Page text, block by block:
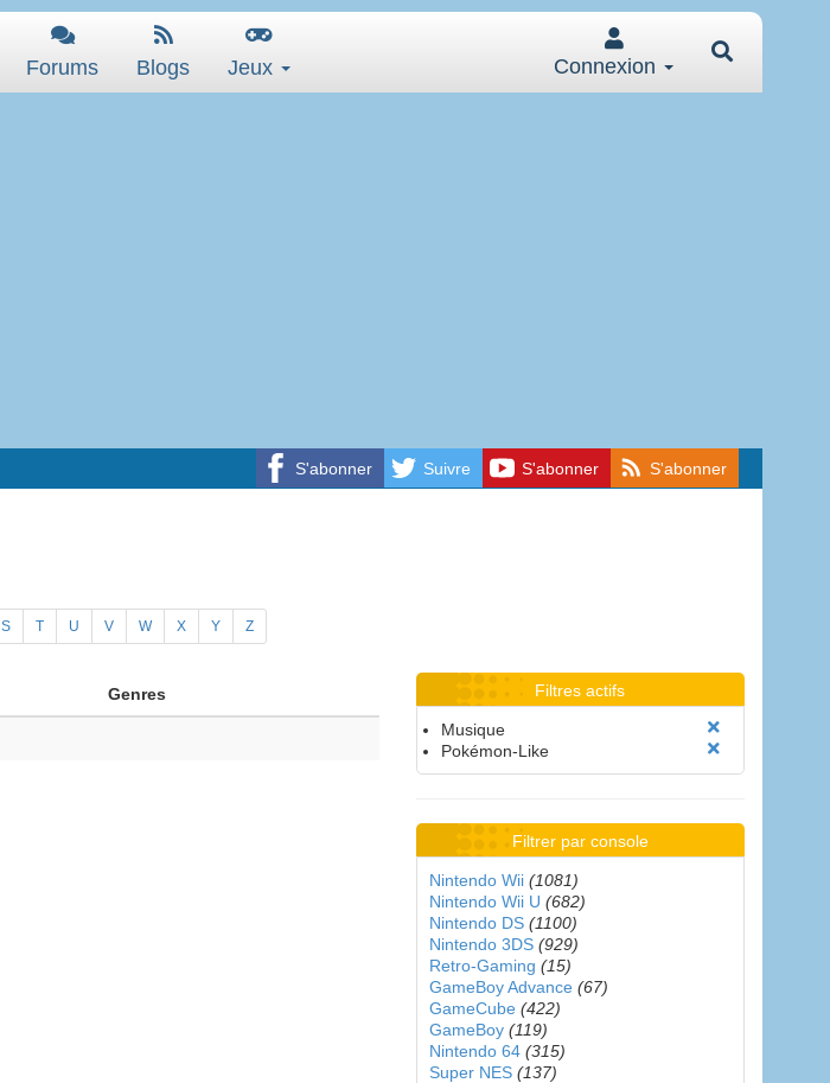
Forums Blogs Jeux Connexion
S'abonner Suivre S'abonner S'abonner
S T U V W X Y Z
Genres Filtres actifs
Musique
Pokémon-Like
Filtrer par console
Nintendo Wii (1081)
Nintendo Wii U (682)
Nintendo DS (1100)
Nintendo 3DS (929)
Retro-Gaming (15)
GameBoy Advance (67)
GameCube (422)
GameBoy (119)
Nintendo 64 (315)
Super NES (137)